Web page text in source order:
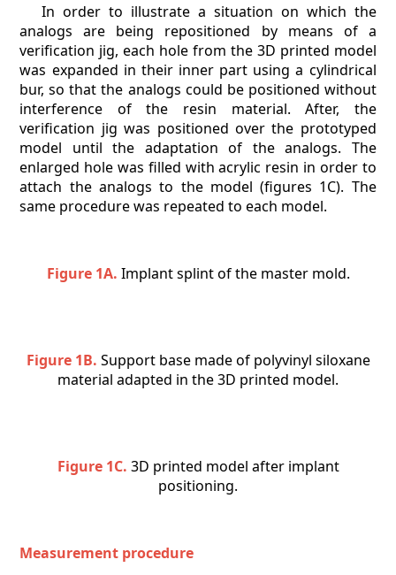
In order to illustrate a situation on which the
analogs are being repositioned by means of a
verification jig, each hole from the 3D printed model
was expanded in their inner part using a cylindrical
bur, so that the analogs could be positioned without
interference of the resin material. After, the
verification jig was positioned over the prototyped
model until the adaptation of the analogs. The
enlarged hole was filled with acrylic resin in order to
attach the analogs to the model (figures 1C). The
same procedure was repeated to each model.
Figure 1A. Implant splint of the master mold.
Figure 1B. Support base made of polyvinyl siloxane
material adapted in the 3D printed model.
Figure 1C. 3D printed model after implant
positioning.
Measurement procedure